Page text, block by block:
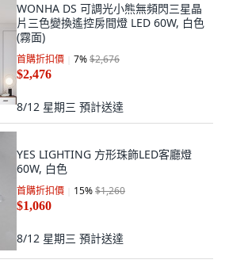
WONHA DS 可調光小熊無頻閃三星晶
片三色變換遙控房間燈 LED 60W, 白色
(霧面)
首購折扣價 7%$2,676
$2,476
8/12 星期三 預計送達
YES LIGHTING 方形珠飾LED客廳燈
60W, 白色
首購折扣價 15%$1,260
$1,060
8/12 星期三 預計送達